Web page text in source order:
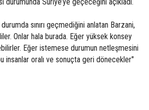
sınırı geçmediğini anlatan Barzani,
Onlar hala burada. Eğer yüksek konsey
Eğer istemese durumun netleşmesini
insanlar oralı ve sonuçta geri dönecekler"